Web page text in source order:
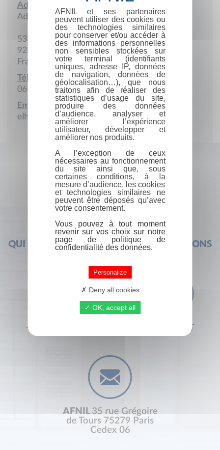
Adresse :
Adresse postale
53 Avenue de la Redoute
92600 Asnières-sur-Seine
France
Téléphone portable :
06 68 99 33 35
Email :
elhaddany.n@gmail.com
QUI SOMMES-NOUS ? FOIRE AUX QUESTIONS
+33 (0) 1 44 41 29 19 CONTACT
AFNIL 35 rue Grégoire
de Tours 75279 Paris
Cedex 06
AFNIL et ses partenaires
peuvent utiliser des cookies ou
des technologies similaires
pour conserver et/ou accéder à
des informations personnelles
non sensibles stockées sur
votre terminal (identifiants
uniques, adresse IP, données
de navigation, données de
géolocalisation…), que nous
traitons afin de réaliser des
statistiques d’usage du site,
produire des données
d’audience, analyser et
améliorer l’expérience
utilisateur, développer et
améliorer nos produits.
A l’exception de ceux
nécessaires au fonctionnement
du site ainsi que, sous
certaines conditions, à la
mesure d’audience, les cookies
et technologies similaires ne
peuvent être déposés qu’avec
votre consentement.
Vous pouvez à tout moment
revenir sur vos choix sur notre
page de politique de
confidentialité des données.
Personalize
Deny all cookies
OK, accept all